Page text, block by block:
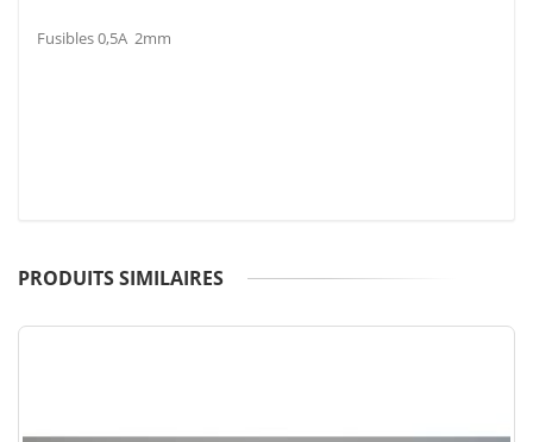
Fusibles 0,5A 2mm
PRODUITS SIMILAIRES